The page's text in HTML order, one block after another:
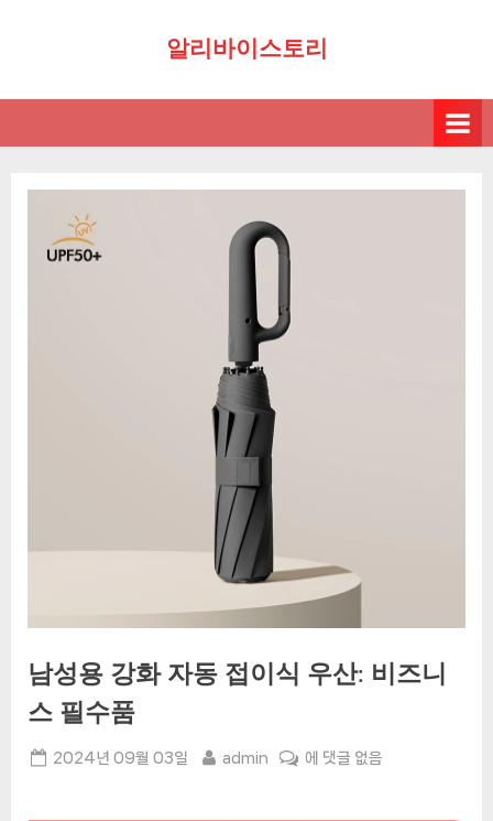
알리바이스토리
남성용 강화 자동 접이식 우산: 비즈니
스 필수품
Posted
2024년 09월 03일 By
admin
남
에 댓글 없음